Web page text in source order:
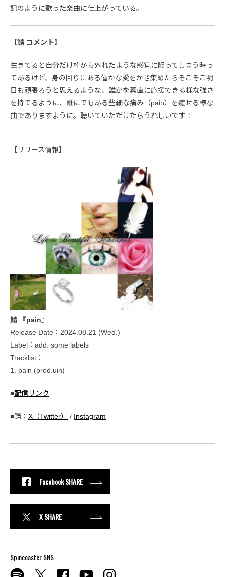
記のように歌った楽曲に仕上がっている。
【鯖 コメント】
生きてると自分だけ枠から外れたような感覚に陥ってしまう時っ
てあるけど、身の回りにある僅かな愛をかき集めたらそこそこ明
日も頑張ろうと思えるような、誰かを素直に応援できる様な強さ
を持てるように、誰にでもある些細な痛み（pain）を癒せる様な
曲でありますように。聴いていただけたらうれしいです！
【リリース情報】
鯖 『pain』
Release Date：2024.08.21 (Wed.)
Label：add. some labels
Tracklist：
1. pain (prod.uin)
■配信リンク
■鯖： X（Twitter） / Instagram
Facebook SHARE
X SHARE
Spincoaster SNS